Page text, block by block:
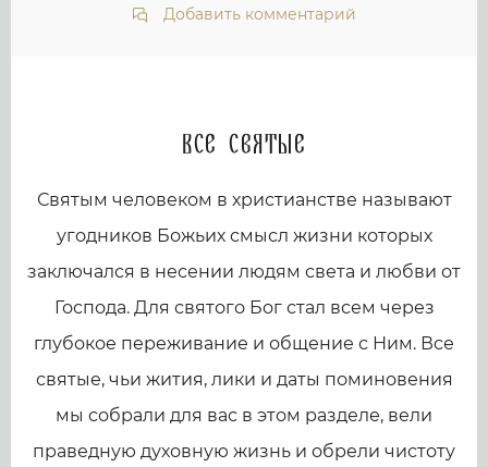
Добавить комментарий
Все святые
Святым человеком в христианстве называют
угодников Божьих смысл жизни которых
заключался в несении людям света и любви от
Господа. Для святого Бог стал всем через
глубокое переживание и общение с Ним. Все
святые, чьи жития, лики и даты поминовения
мы собрали для вас в этом разделе, вели
праведную духовную жизнь и обрели чистоту